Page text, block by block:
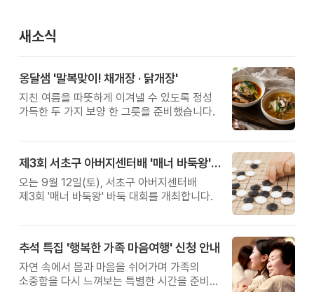
새소식
옹달샘 '말복맞이! 채개장 · 닭개장'
지친 여름을 따뜻하게 이겨낼 수 있도록 정성
가득한 두 가지 보양 한 그릇을 준비했습니다.
제3회 서초구 아버지센터배 '매너 바둑왕' 대회
오는 9월 12일(토), 서초구 아버지센터배
제3회 '매너 바둑왕' 바둑 대회를 개최합니다.
추석 특집 '행복한 가족 마음여행' 신청 안내
자연 속에서 몸과 마음을 쉬어가며 가족의
소중함을 다시 느껴보는 특별한 시간을 준비해